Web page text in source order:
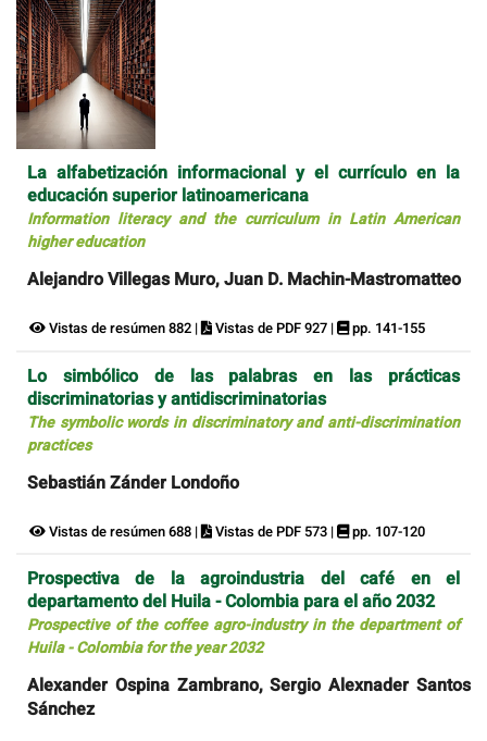
La alfabetización informacional y el currículo en la
educación superior latinoamericana
Information literacy and the curriculum in Latin American
higher education
Alejandro Villegas Muro, Juan D. Machin-Mastromatteo
Vistas de resúmen 882 | Vistas de PDF 927 | pp. 141-155
Lo simbólico de las palabras en las prácticas
discriminatorias y antidiscriminatorias
The symbolic words in discriminatory and anti-discrimination
practices
Sebastián Zánder Londoño
Vistas de resúmen 688 | Vistas de PDF 573 | pp. 107-120
Prospectiva de la agroindustria del café en el
departamento del Huila - Colombia para el año 2032
Prospective of the coffee agro-industry in the department of
Huila - Colombia for the year 2032
Alexander Ospina Zambrano, Sergio Alexnader Santos
Sánchez